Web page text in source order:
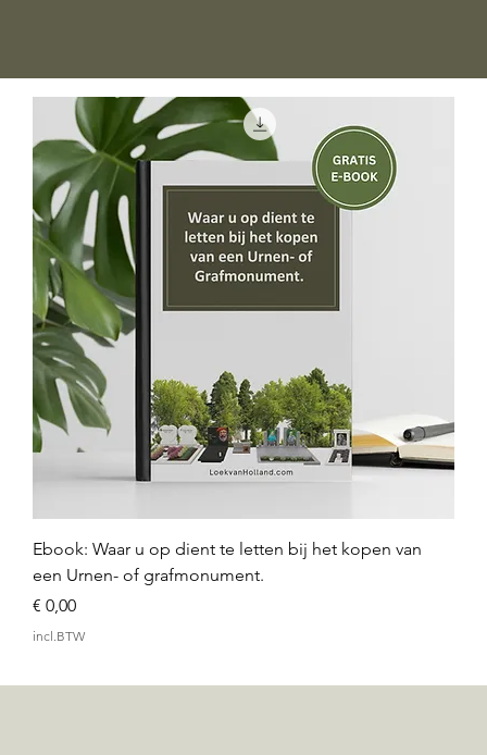
Ebook: Waar u op dient te letten bij het kopen van
een Urnen- of grafmonument.
Prijs
€ 0,00
incl.BTW